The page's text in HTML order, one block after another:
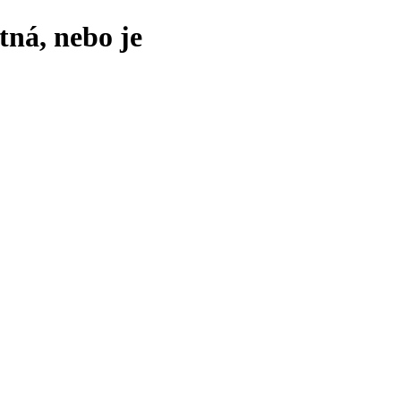
nebo je